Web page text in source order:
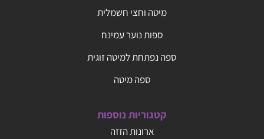
מיטה וחצי חשמלית
ספות נוער עמינח
ספה נפתחת למיטה זוגית
ספה מיטה
קטגוריות נוספות
ארונות הזזה